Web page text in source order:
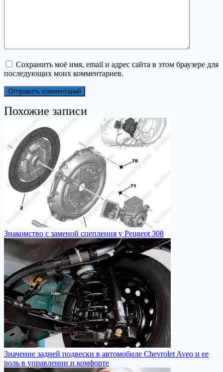
Сохранить моё имя, email и адрес сайта в этом браузере для
последующих моих комментариев.
Похожие записи
Знакомство с заменой сцепления у Peugeot 308
Значение задней подвески в автомобиле Chevrolet Aveo и ее
роль в управлении и комфорте